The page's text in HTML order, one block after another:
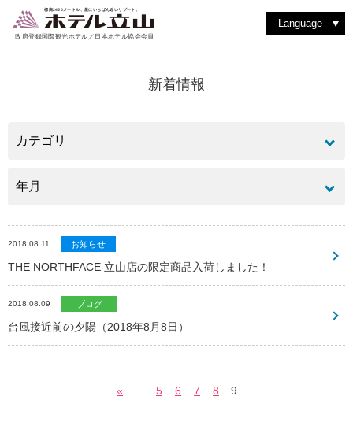
標高2450メートル、星にいちばん近いリゾート。
政府登録国際観光ホテル／日本ホテル協会会員
Language
新着情報
2018.08.11 お知らせ
THE NORTHFACE 立山店の限定商品入荷しました！
2018.08.09 ブログ
台風接近前の夕陽（2018年8月8日）
« 5 6 7 8 9